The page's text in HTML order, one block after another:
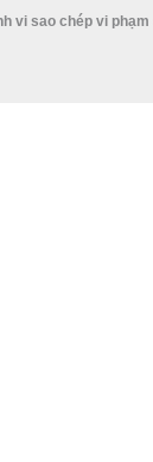
vi sao chép vi